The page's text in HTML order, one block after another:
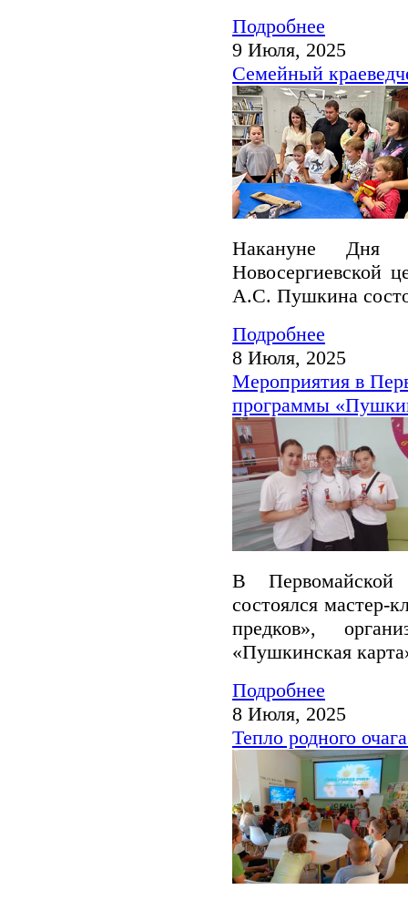
Подробнее
9 Июля, 2025
Семейный
Накануне
Новосергиевской
А.С. Пушкина
Подробнее
8 Июля, 2025
Мероприятия в
программы
В Первомайской
состоялся мастер-
предков»,
«Пушкинская
Подробнее
8 Июля, 2025
Тепло родного